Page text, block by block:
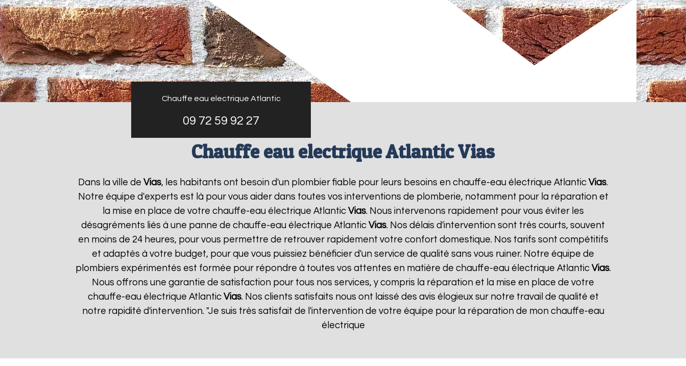
Chauffe eau electrique Atlantic
09 72 59 92 27
Chauffe eau electrique Atlantic Vias
Dans la ville de Vias, les habitants ont besoin d'un plombier fiable pour leurs besoins en chauffe-eau électrique Atlantic Vias.
Notre équipe d'experts est là pour vous aider dans toutes vos interventions de plomberie, notamment pour la réparation et
la mise en place de votre chauffe-eau électrique Atlantic Vias. Nous intervenons rapidement pour vous éviter les
désagréments liés à une panne de chauffe-eau électrique Atlantic Vias. Nos délais d'intervention sont très courts, souvent
en moins de 24 heures, pour vous permettre de retrouver rapidement votre confort domestique. Nos tarifs sont compétitifs
et adaptés à votre budget, pour que vous puissiez bénéficier d'un service de qualité sans vous ruiner. Notre équipe de
plombiers expérimentés est formée pour répondre à toutes vos attentes en matière de chauffe-eau électrique Atlantic Vias.
Nous offrons une garantie de satisfaction pour tous nos services, y compris la réparation et la mise en place de votre
chauffe-eau électrique Atlantic Vias. Nos clients satisfaits nous ont laissé des avis élogieux sur notre travail de qualité et
notre rapidité d'intervention. "Je suis très satisfait de l'intervention de votre équipe pour la réparation de mon chauffe-eau
électrique